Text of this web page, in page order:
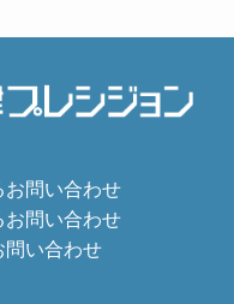
お問い合わせ
お問い合わせ
問い合わせ